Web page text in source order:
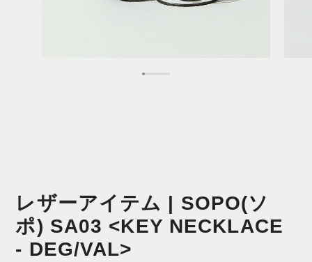
レザーアイテム | SOPO(ソ
ポ) SA03 <KEY NECKLACE
- DEG/VAL>